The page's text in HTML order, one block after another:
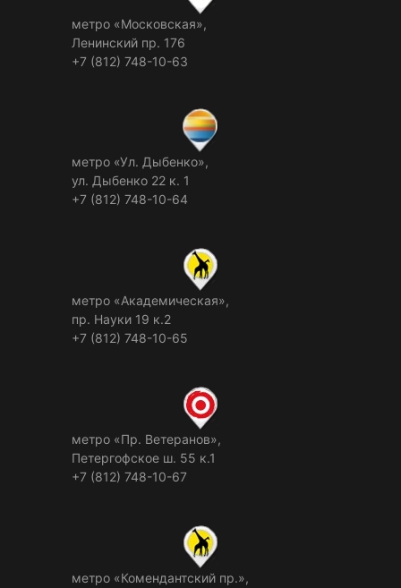
метро «Московская»,
Ленинский пр. 176
+7 (812) 748-10-63
метро «Ул. Дыбенко»,
ул. Дыбенко 22 к. 1
+7 (812) 748-10-64
метро «Академическая»,
пр. Науки 19 к.2
+7 (812) 748-10-65
метро «Пр. Ветеранов»,
Петергофское ш. 55 к.1
+7 (812) 748-10-67
метро «Комендантский пр.»,